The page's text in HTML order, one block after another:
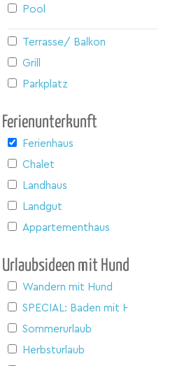
Pool
Terrasse/ Balkon
Grill
Parkplatz
Ferienunterkunft
Ferienhaus
Chalet
Landhaus
Landgut
Appartementhaus
Urlaubsideen mit Hund
Wandern mit Hund
SPECIAL: Baden mit Hund
Sommerurlaub
Herbsturlaub